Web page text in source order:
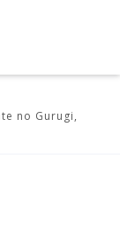
no Gurugi,